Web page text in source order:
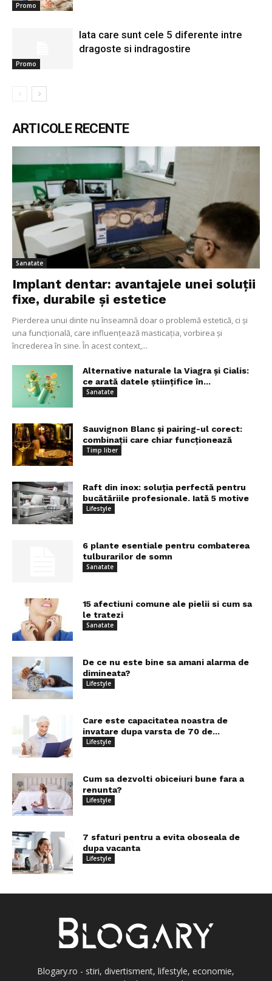
Promo
Promo
Iata care sunt cele 5 diferente intre
dragoste si indragostire
ARTICOLE RECENTE
Sanatate
Implant dentar: avantajele unei soluții
fixe, durabile și estetice
Pierderea unui dinte nu înseamnă doar o problemă estetică, ci și
una funcțională, care influențează masticația, vorbirea și
încrederea în sine. În acest context,...
Alternative naturale la Viagra și Cialis:
ce arată datele științifice în...
Sanatate
Sauvignon Blanc și pairing-ul corect:
combinații care chiar funcționează
Timp liber
Raft din inox: soluția perfectă pentru
bucătăriile profesionale. Iată 5 motive
Lifestyle
6 plante esentiale pentru combaterea
tulburarilor de somn
Sanatate
15 afectiuni comune ale pielii si cum sa
le tratezi
Sanatate
De ce nu este bine sa amani alarma de
dimineata?
Lifestyle
Care este capacitatea noastra de
invatare dupa varsta de 70 de...
Lifestyle
Cum sa dezvolti obiceiuri bune fara a
renunta?
Lifestyle
7 sfaturi pentru a evita oboseala de
dupa vacanta
Lifestyle
Blogary.ro - stiri, divertisment, lifestyle, economie,